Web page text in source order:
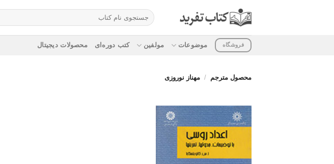
جستجو
برای:
فروشگاه موضوعات مولفین کتب دوره‌ای محصولات دیجیتال
محصول مترجم / مهناز نوروزی